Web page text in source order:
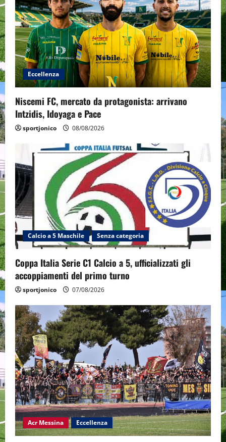
Eccellenza
Niscemi FC, mercato da protagonista: arrivano
Intzidis, Idoyaga e Pace
sportjonico 08/08/2026
Calcio a 5 Maschile Senza categoria
Coppa Italia Serie C1 Calcio a 5, ufficializzati gli
accoppiamenti del primo turno
sportjonico 07/08/2026
Acr Messina Eccellenza